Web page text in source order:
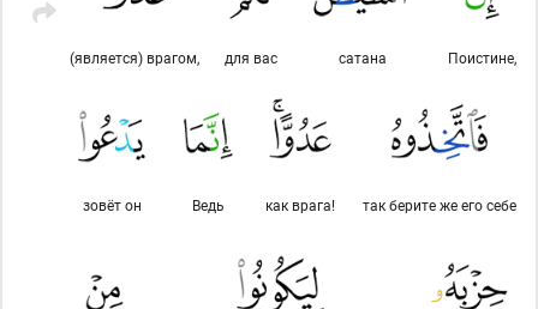
Поистине,
сатана
для вас
(является) врагом,
так берите же его себе
как врага!
Ведь
зовёт он